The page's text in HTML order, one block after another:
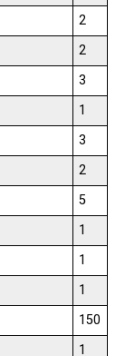
2
2
3
1
3
2
5
1
1
1
150
1